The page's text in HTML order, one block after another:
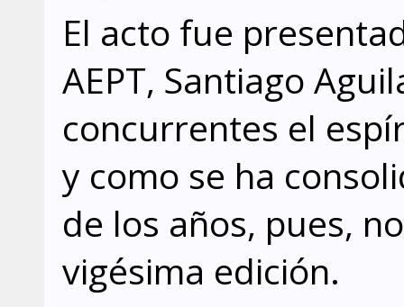
El acto fue
AEPT, Santiago
concurrentes el
y como se ha
de los años, pues,
vigésima edición.